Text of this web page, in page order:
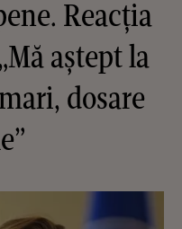
Reacția
aștept la
dosare